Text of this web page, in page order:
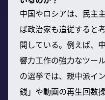
中国やロシアは、民主
ば政治家も追従すると
開している。例えば、
響力工作の強力なツー
の選挙では、親中派イ
銭」や動画の再生回数